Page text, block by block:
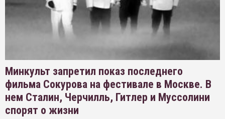
Минкульт запретил показ последнего
фильма Сокурова на фестивале в Москве. В
нем Сталин, Черчилль, Гитлер и Муссолини
спорят о жизни